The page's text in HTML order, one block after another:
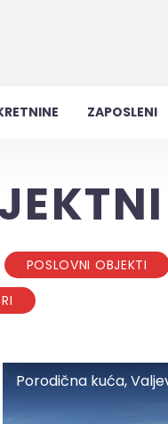
ZAPOSLENI
POSLOVNI OBJEKTI
Porodična
Valjevo
Porodična kuća,